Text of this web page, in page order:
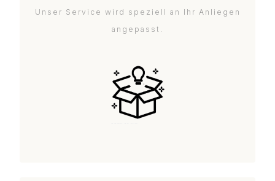
Unser Service wird speziell an Ihr Anliegen
angepasst.